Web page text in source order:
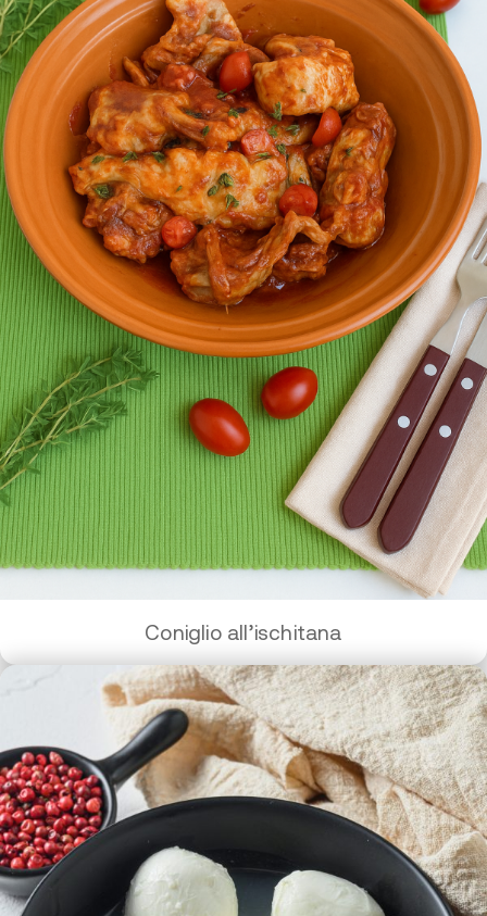
Coniglio all’ischitana